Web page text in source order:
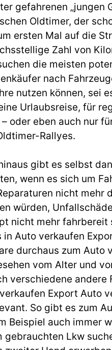
gefahrenen „jungen
Oldtimer, der
ersten Mal auf die
Zahl von
die meisten
nach
nutzen können, sei
Urlaubsreise, für
– oder eben auch nur
Rallyes.
gibt es selbst
wenn es sich um
nicht mehr
würden,
nicht mehr fahrbereit
in Auto verkaufen
durchaus zum Auto
vom Alter und
verschiedene andere
Export Auto
So gibt es zum
Beispiel auch immer
gebrauchten Lkw